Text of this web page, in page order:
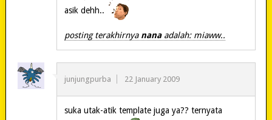
asik dehh..
posting terakhirnya nana adalah: miaww..
junjungpurba 22 January 2009
suka utak-atik template juga ya?? ternyata